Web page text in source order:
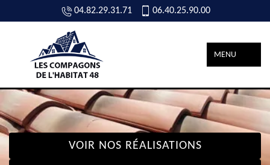
04.82.29.31.71 06.40.25.90.00
MENU
VOIR NOS RÉALISATIONS